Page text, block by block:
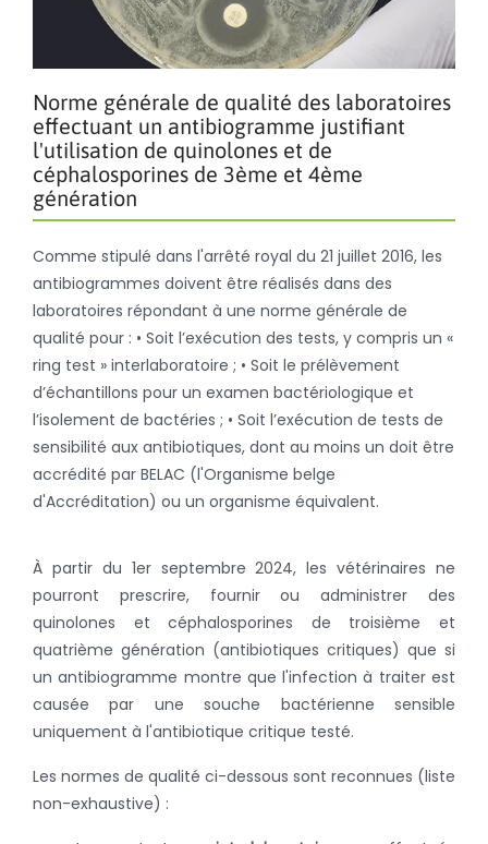
Norme générale de qualité des laboratoires
effectuant un antibiogramme justifiant
l'utilisation de quinolones et de
céphalosporines de 3ème et 4ème
génération
Comme stipulé dans l'arrêté royal du 21 juillet 2016, les
antibiogrammes doivent être réalisés dans des
laboratoires répondant à une norme générale de
qualité pour : • Soit l’exécution des tests, y compris un «
ring test » interlaboratoire ; • Soit le prélèvement
d’échantillons pour un examen bactériologique et
l’isolement de bactéries ; • Soit l’exécution de tests de
sensibilité aux antibiotiques, dont au moins un doit être
accrédité par BELAC (l'Organisme belge
d'Accréditation) ou un organisme équivalent.
À partir du 1er septembre 2024, les vétérinaires ne
pourront prescrire, fournir ou administrer des
quinolones et céphalosporines de troisième et
quatrième génération (antibiotiques critiques) que si
un antibiogramme montre que l'infection à traiter est
causée par une souche bactérienne sensible
uniquement à l'antibiotique critique testé.
Les normes de qualité ci-dessous sont reconnues (liste
non-exhaustive) :